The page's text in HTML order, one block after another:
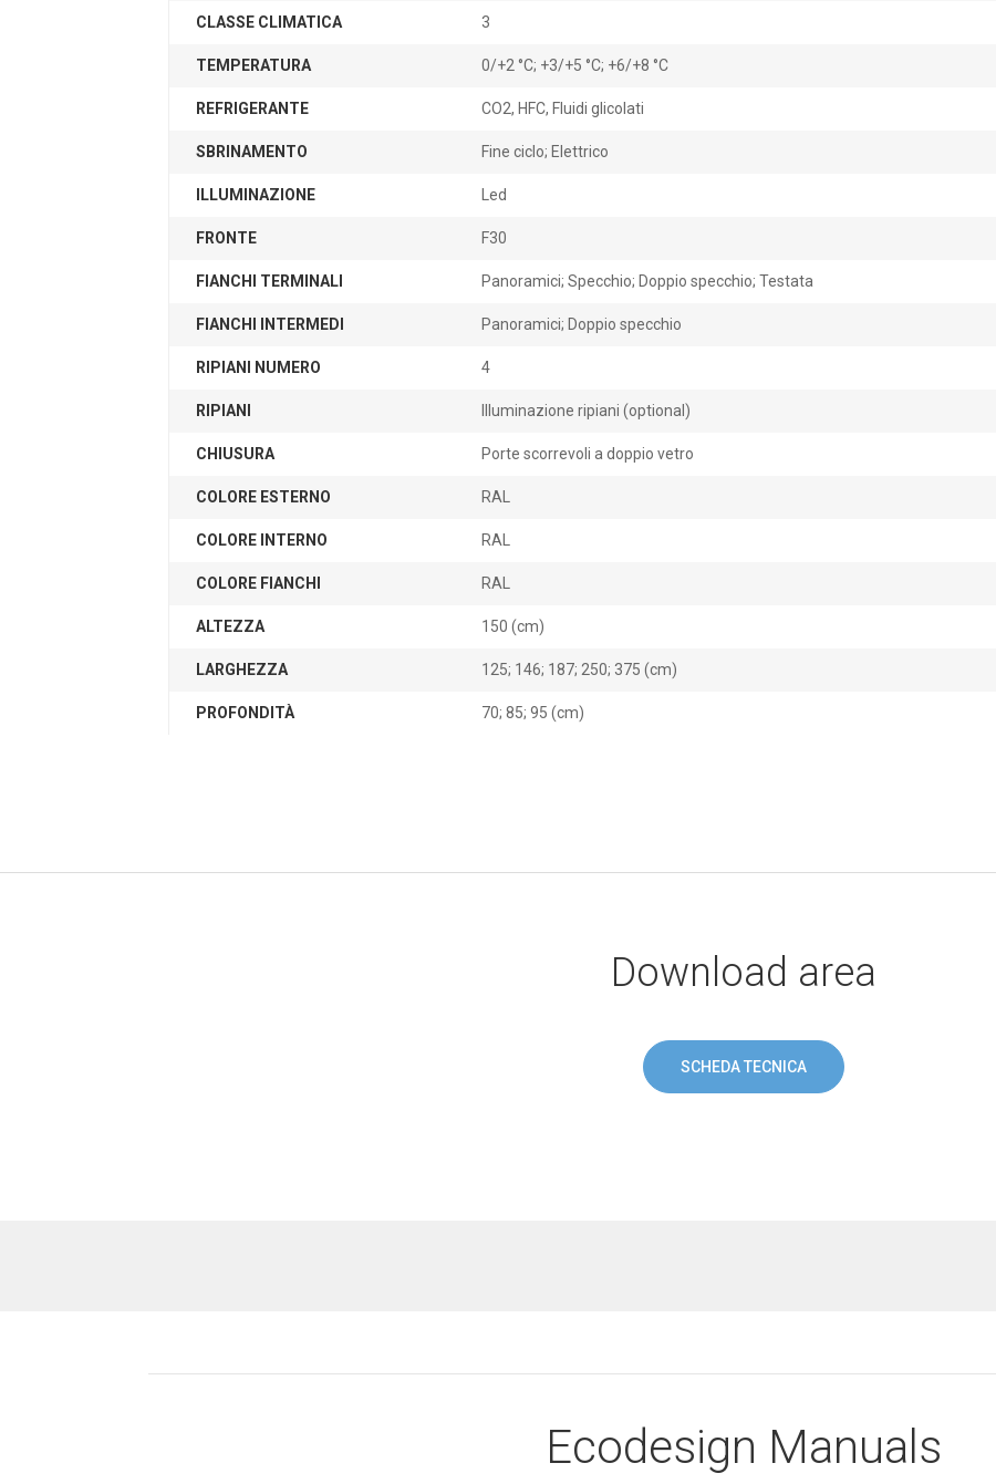
CLASSE CLIMATICA 3
TEMPERATURA 0/+2 °C; +3/+5 °C; +6/+8 °C
REFRIGERANTE CO2, HFC, Fluidi glicolati
SBRINAMENTO Fine ciclo; Elettrico
ILLUMINAZIONE Led
FRONTE F30
FIANCHI TERMINALI Panoramici; Specchio; Doppio specchio; Testata
FIANCHI INTERMEDI Panoramici; Doppio specchio
RIPIANI NUMERO 4
RIPIANI Illuminazione ripiani (optional)
CHIUSURA Porte scorrevoli a doppio vetro
COLORE ESTERNO RAL
COLORE INTERNO RAL
COLORE FIANCHI RAL
ALTEZZA 150 (cm)
LARGHEZZA 125; 146; 187; 250; 375 (cm)
PROFONDITÀ 70; 85; 95 (cm)
Download area
SCHEDA TECNICA
Ecodesign Manuals